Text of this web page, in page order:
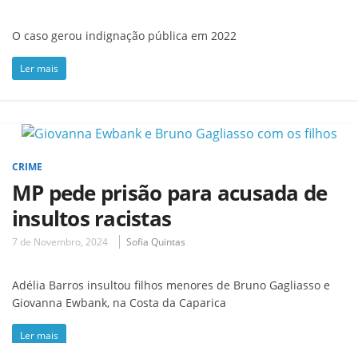
O caso gerou indignação pública em 2022
Ler mais
CRIME
MP pede prisão para acusada de
insultos racistas
7 de Novembro, 2024 Sofia Quintas
Adélia Barros insultou filhos menores de Bruno Gagliasso e
Giovanna Ewbank, na Costa da Caparica
Ler mais